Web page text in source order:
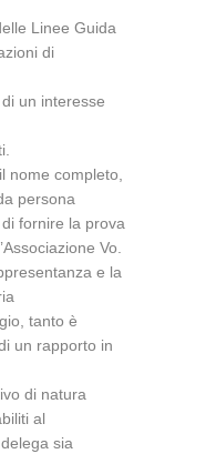
Linee Guida
di
un interesse
nome completo,
persona
fornire la prova
Vo.
e la
tanto è
un rapporto in
di natura
al
sia